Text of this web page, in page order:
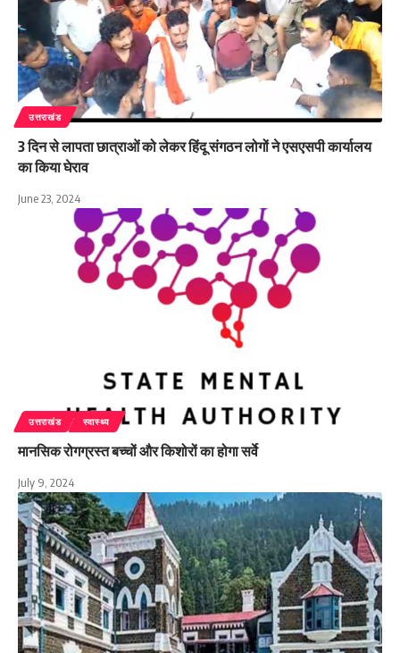
उत्तराखंड
3 दिन से लापता छात्राओं को लेकर हिंदू संगठन लोगों ने एसएसपी कार्यालय
का किया घेराव
June 23, 2024
उत्तराखंड स्वास्थ्य
मानसिक रोगग्रस्त बच्चों और किशोरों का होगा सर्वे
July 9, 2024